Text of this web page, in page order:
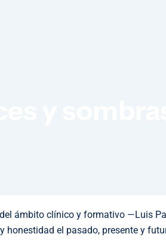
ámbito clínico y formativo —Luis
el pasado, presente y